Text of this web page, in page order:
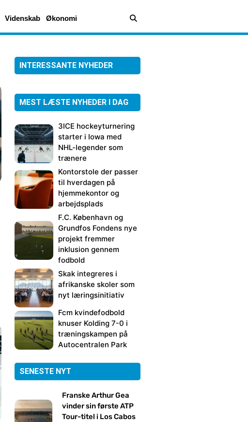
Videnskab Økonomi
INTERESSANTE NYHEDER
MEST LÆSTE NYHEDER I DAG
3ICE hockeyturnering
starter i Iowa med
NHL-legender som
trænere
Kontorstole der passer
til hverdagen på
hjemmekontor og
arbejdsplads
F.C. København og
Grundfos Fondens nye
projekt fremmer
inklusion gennem
fodbold
Skak integreres i
afrikanske skoler som
nyt læringsinitiativ
Fcm kvindefodbold
knuser Kolding 7-0 i
træningskampen på
Autocentralen Park
SENESTE NYT
Franske Arthur Gea
vinder sin første ATP
Tour-titel i Los Cabos